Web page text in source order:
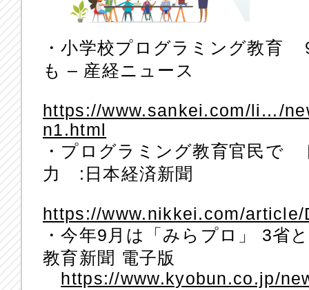
・小学校プログラミング教育
も – 産経ニュース
https://www.sankei.com/li…/
n1.html
・プログラミング教育官民で
力 :日本経済新聞
https://www.nikkei.com/
・今年9月は「みらプロ」 3省
教育新聞 電子版
https://www.kyobun.co.jp/